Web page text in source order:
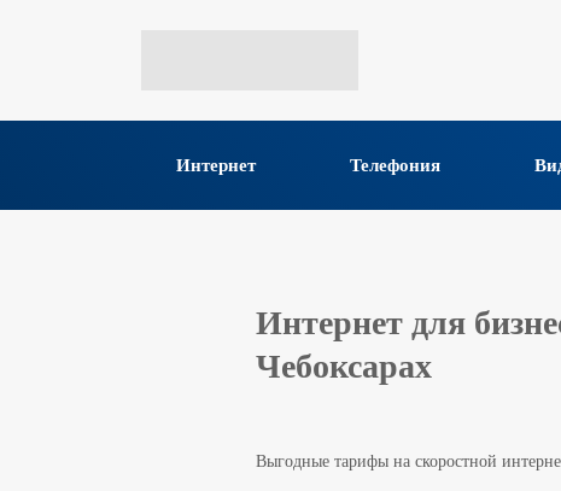
Интернет Телефония
Интернет для
Чебоксарах
Выгодные тарифы на скоростной